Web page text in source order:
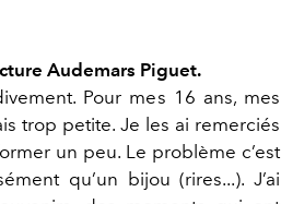
Audemars Piguet.
Pour mes 16 ans, mes
trop petite. Je les ai remerciés
un peu. Le problème c’est
qu’un bijou (rires...). J’ai